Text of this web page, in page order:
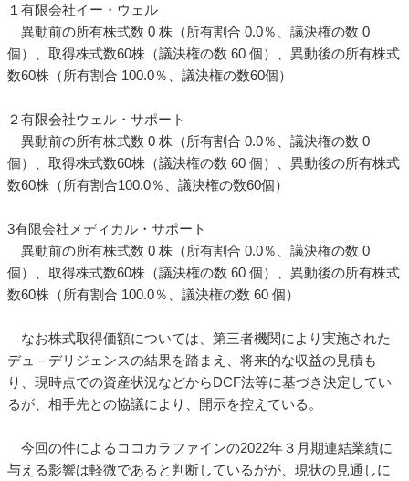
１有限会社イー・ウェル
異動前の所有株式数 0 株（所有割合 0.0％、議決権の数 0
個）、取得株式数60株（議決権の数 60 個）、異動後の所有株式
数60株（所有割合 100.0％、議決権の数60個）
２有限会社ウェル・サポート
異動前の所有株式数 0 株（所有割合 0.0％、議決権の数 0
個）、取得株式数60株（議決権の数 60 個）、異動後の所有株式
数60株（所有割合100.0％、議決権の数60個）
3有限会社メディカル・サポート
異動前の所有株式数 0 株（所有割合 0.0％、議決権の数 0
個）、取得株式数60株（議決権の数 60 個）、異動後の所有株式
数60株（所有割合 100.0％、議決権の数 60 個）
なお株式取得価額については、第三者機関により実施された
デュ－デリジェンスの結果を踏まえ、将来的な収益の見積も
り、現時点での資産状況などからDCF法等に基づき決定してい
るが、相手先との協議により、開示を控えている。
今回の件によるココカラファインの2022年３月期連結業績に
与える影響は軽微であると判断しているがが、現状の見通しに